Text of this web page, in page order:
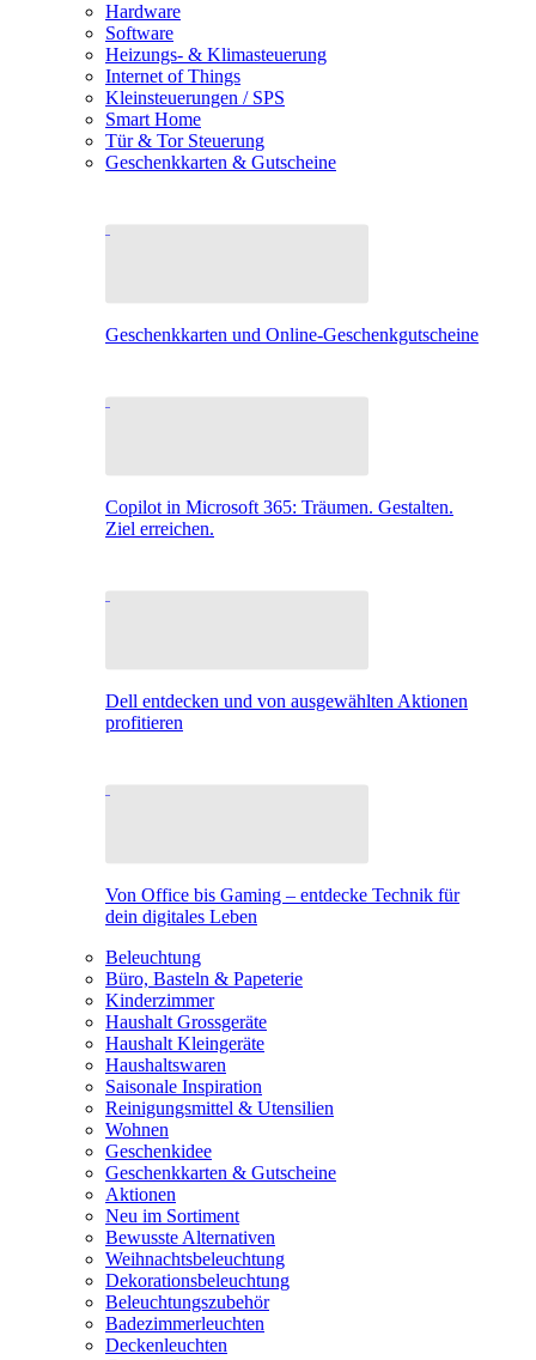
Hardware
Software
Heizungs- & Klimasteuerung
Internet of Things
Kleinsteuerungen / SPS
Smart Home
Tür & Tor Steuerung
Geschenkkarten & Gutscheine
Geschenkkarten und Online-Geschenkgutscheine
Copilot in Microsoft 365: Träumen. Gestalten.
Ziel erreichen.
Dell entdecken und von ausgewählten Aktionen
profitieren
Von Office bis Gaming – entdecke Technik für
dein digitales Leben
Beleuchtung
Büro, Basteln & Papeterie
Kinderzimmer
Haushalt Grossgeräte
Haushalt Kleingeräte
Haushaltswaren
Saisonale Inspiration
Reinigungsmittel & Utensilien
Wohnen
Geschenkidee
Geschenkkarten & Gutscheine
Aktionen
Neu im Sortiment
Bewusste Alternativen
Weihnachtsbeleuchtung
Dekorationsbeleuchtung
Beleuchtungszubehör
Badezimmerleuchten
Deckenleuchten